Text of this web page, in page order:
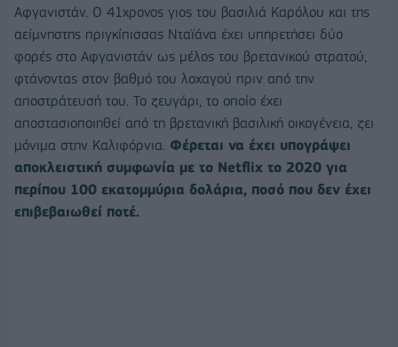
Αφγανιστάν. Ο 41χρονος γιος του βασιλιά Καρόλου και της
αείμνηστης πριγκίπισσας Νταϊάνα έχει υπηρετήσει δύο
φορές στο Αφγανιστάν ως μέλος του βρετανικού στρατού,
φτάνοντας στον βαθμό του λοχαγού πριν από την
αποστράτευσή του. Το ζευγάρι, το οποίο έχει
αποστασιοποιηθεί από τη βρετανική βασιλική οικογένεια, ζει
μόνιμα στην Καλιφόρνια. Φέρεται να έχει υπογράψει
αποκλειστική συμφωνία με το Netflix το 2020 για
περίπου 100 εκατομμύρια δολάρια, ποσό που δεν έχει
επιβεβαιωθεί ποτέ.